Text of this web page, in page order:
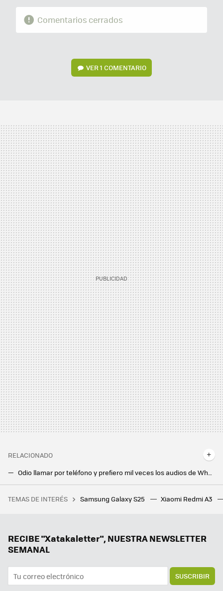
Comentarios cerrados
VER1 COMENTARIO
RELACIONADO
Odio llamar por teléfono y prefiero mil veces los audios de WhatsApp (pero en Xataka no todos piensan así)
Un joven de 19 años hackeó el iPhone, fue contratado por Apple y terminó despedido por no contestar a un correo
TEMAS DE INTERÉS Samsung Galaxy S25 Xiaomi Redmi A3
RECIBE "Xatakaletter", NUESTRA NEWSLETTER
SEMANAL
SUSCRIBIR